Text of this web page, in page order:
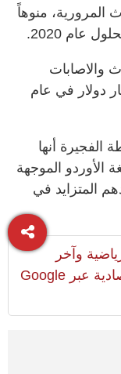
المرورية، منوهاً
عام 2020.
والاصابات
حول العالم تقدر بـ518 مليار دولار في عام
الفجيرة أنها
الأوردو الموجهة
المتزايد في
وآخر
المستجدات السياسية والإقتصادية عبر Google